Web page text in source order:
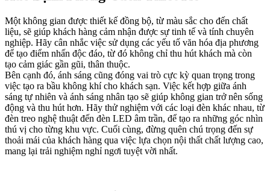
Một không gian được thiết kế đồng bộ, từ màu sắc cho đến chất
liệu, sẽ giúp khách hàng cảm nhận được sự tinh tế và tính chuyên
nghiệp. Hãy cân nhắc việc sử dụng các yếu tố văn hóa địa phương
để tạo điểm nhấn độc đáo, từ đó không chỉ thu hút khách mà còn
tạo cảm giác gần gũi, thân thuộc.
Bên cạnh đó, ánh sáng cũng đóng vai trò cực kỳ quan trọng trong
việc tạo ra bầu không khí cho khách sạn. Việc kết hợp giữa ánh
sáng tự nhiên và ánh sáng nhân tạo sẽ giúp không gian trở nên sống
động và thu hút hơn. Hãy thử nghiệm với các loại đèn khác nhau, từ
đèn treo nghệ thuật đến đèn LED âm trần, để tạo ra những góc nhìn
thú vị cho từng khu vực. Cuối cùng, đừng quên chú trọng đến sự
thoải mái của khách hàng qua việc lựa chọn nội thất chất lượng cao,
mang lại trải nghiệm nghỉ ngơi tuyệt vời nhất.